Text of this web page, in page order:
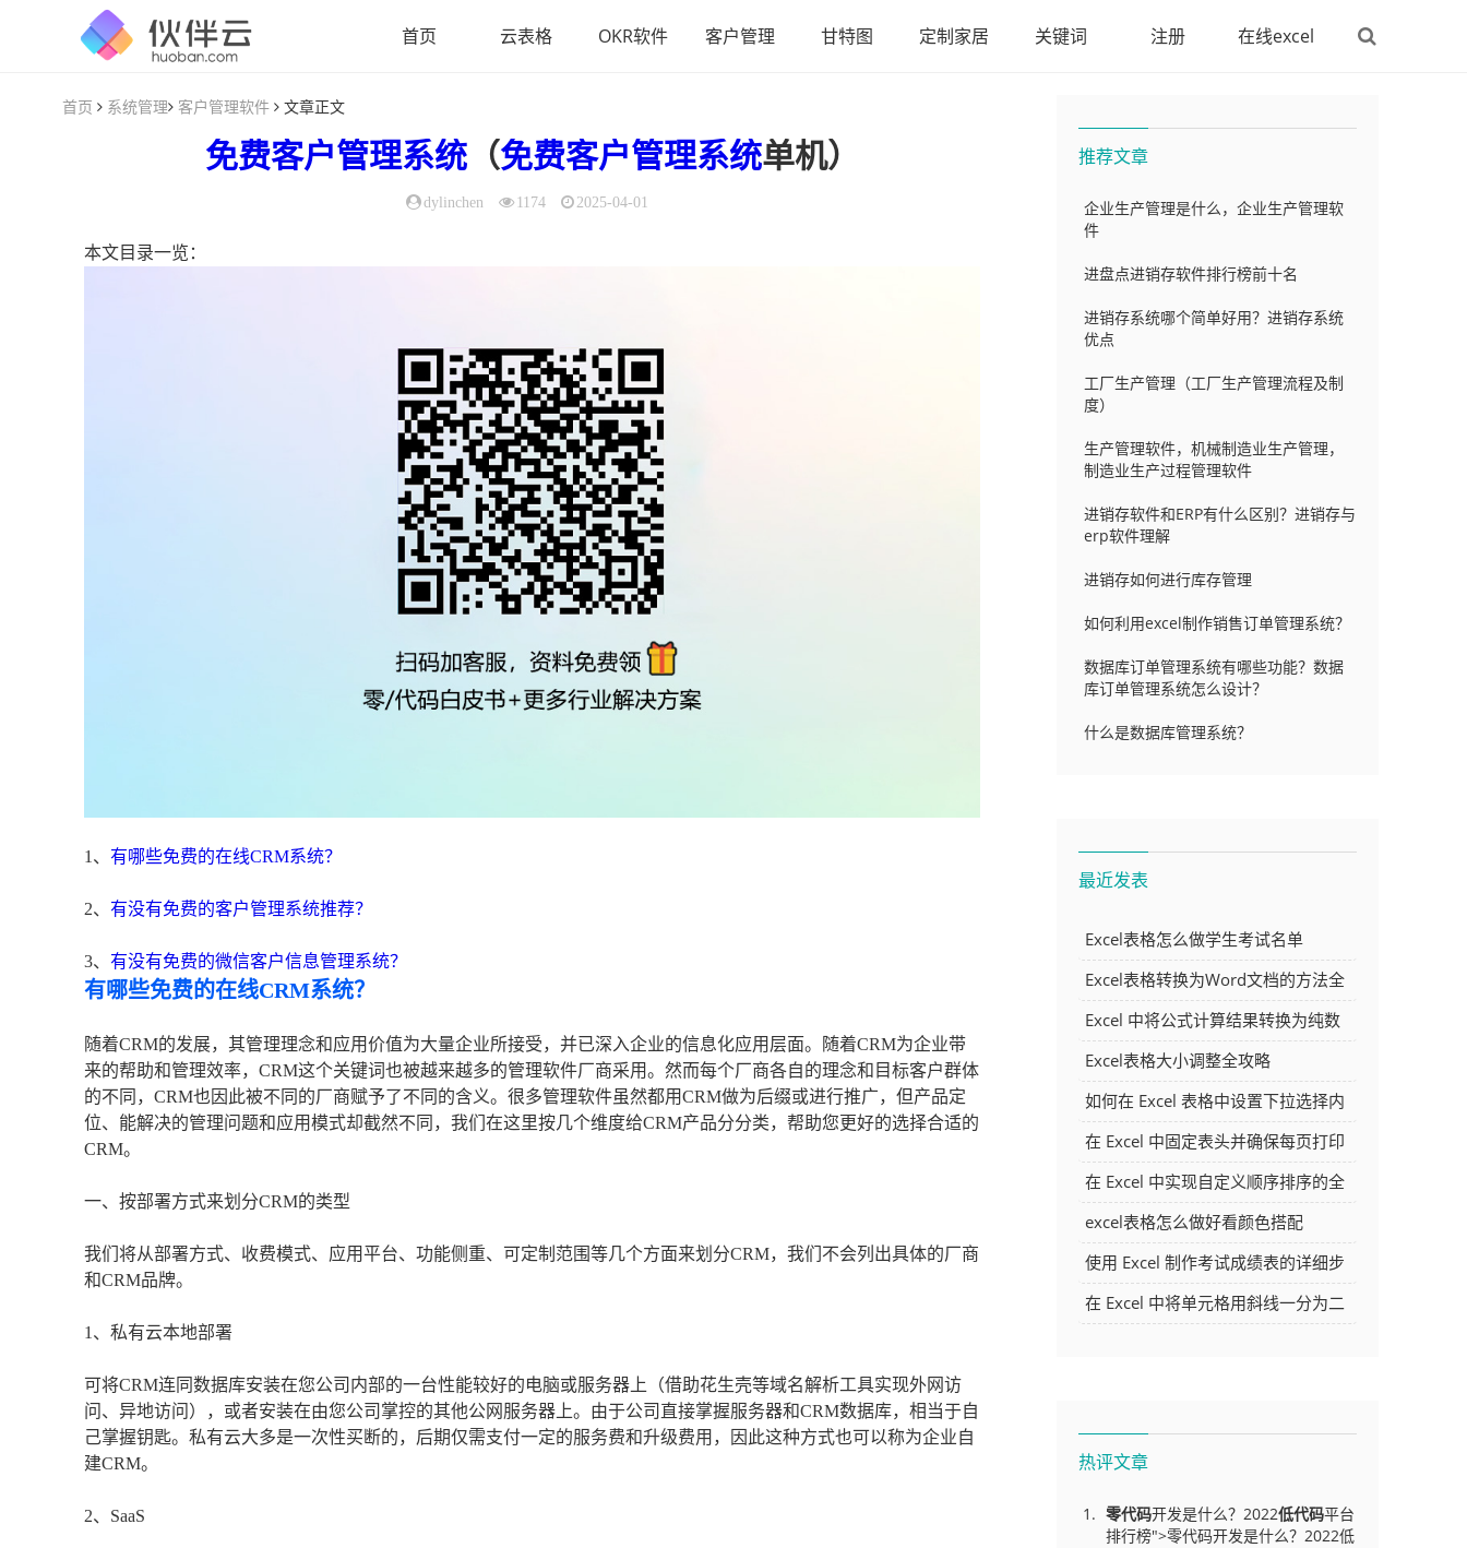
首页 云表格 OKR软件 客户管理 甘特图 定制家居 关键词 注册 在线excel
首页 系统管理 客户管理软件 文章正文
免费客户管理系统（免费客户管理系统单机）
dylinchen 1174 2025-04-01
本文目录一览：
1、 有哪些免费的在线CRM系统？
2、 有没有免费的客户管理系统推荐？
3、 有没有免费的微信客户信息管理系统？
有哪些免费的在线CRM系统？
随着CRM的发展，其管理理念和应用价值为大量企业所接受，并已深入企业的信息化应用层面。随着CRM为企业带
来的帮助和管理效率，CRM这个关键词也被越来越多的管理软件厂商采用。然而每个厂商各自的理念和目标客户群体
的不同，CRM也因此被不同的厂商赋予了不同的含义。很多管理软件虽然都用CRM做为后缀或进行推广，但产品定
位、能解决的管理问题和应用模式却截然不同，我们在这里按几个维度给CRM产品分分类，帮助您更好的选择合适的
CRM。
一、按部署方式来划分CRM的类型
我们将从部署方式、收费模式、应用平台、功能侧重、可定制范围等几个方面来划分CRM，我们不会列出具体的厂商
和CRM品牌。
1、私有云本地部署
可将CRM连同数据库安装在您公司内部的一台性能较好的电脑或服务器上（借助花生壳等域名解析工具实现外网访
问、异地访问），或者安装在由您公司掌控的其他公网服务器上。由于公司直接掌握服务器和CRM数据库，相当于自
己掌握钥匙。私有云大多是一次性买断的，后期仅需支付一定的服务费和升级费用，因此这种方式也可以称为企业自
建CRM。
2、SaaS
推荐文章
企业生产管理是什么，企业生产管理软
件
进盘点进销存软件排行榜前十名
进销存系统哪个简单好用？进销存系统
优点
工厂生产管理（工厂生产管理流程及制
度）
生产管理软件，机械制造业生产管理，
制造业生产过程管理软件
进销存软件和ERP有什么区别？进销存与
erp软件理解
进销存如何进行库存管理
如何利用excel制作销售订单管理系统？
数据库订单管理系统有哪些功能？数据
库订单管理系统怎么设计？
什么是数据库管理系统？
最近发表
Excel表格怎么做学生考试名单
Excel表格转换为Word文档的方法全
解析
Excel 中将公式计算结果转换为纯数
字的多种方法
Excel表格大小调整全攻略
如何在 Excel 表格中设置下拉选择内
容
在 Excel 中固定表头并确保每页打印
时都显示表头的方法详解
在 Excel 中实现自定义顺序排序的全
面指南
excel表格怎么做好看颜色搭配
使用 Excel 制作考试成绩表的详细步
骤及技巧
在 Excel 中将单元格用斜线一分为二
热评文章
零代码开发是什么？2022低代码平台
排行榜">零代码开发是什么？2022低